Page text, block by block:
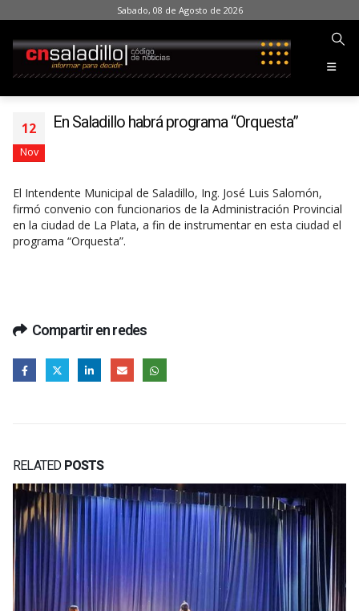
Sabado, 08 de Agosto de 2026
12
Nov
En Saladillo habrá programa “Orquesta”
El Intendente Municipal de Saladillo, Ing. José Luis Salomón,
firmó convenio con funcionarios de la Administración Provincial
en la ciudad de La Plata, a fin de instrumentar en esta ciudad el
programa “Orquesta”.
Compartir en redes
RELATED POSTS